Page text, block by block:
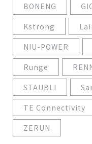
BONENG
Kstrong
NIU-POWER
Runge
STAUBLI
TE Connectivity
ZERUN